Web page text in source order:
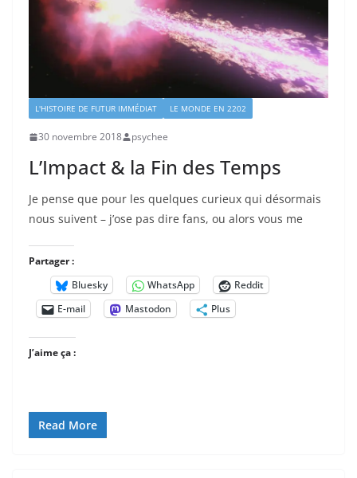
L'HISTOIRE DE FUTUR IMMÉDIAT LE MONDE EN 2202
30 novembre 2018 psychee
L’Impact & la Fin des Temps
Je pense que pour les quelques curieux qui désormais
nous suivent – j’ose pas dire fans, ou alors vous me
Partager :
Bluesky
WhatsApp
Reddit
E-mail
Mastodon Plus
J’aime ça :
Read More